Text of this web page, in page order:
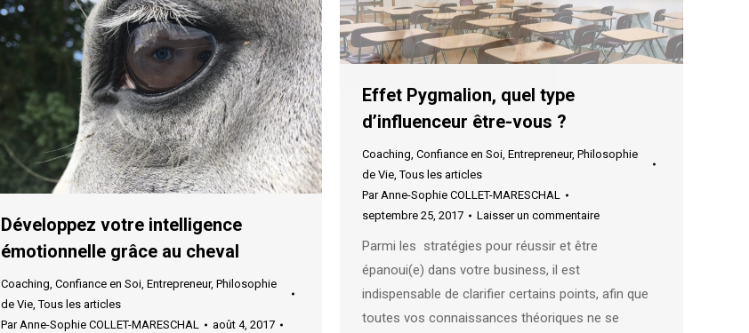
Effet Pygmalion, quel type
d’influenceur être-vous ?
Coaching, Confiance en Soi, Entrepreneur, Philosophie
de Vie,Tous les articles
ParAnne-Sophie COLLET-MARESCHAL
septembre 25, 2017
Laisser un commentaire
Parmi les stratégies pour réussir et être
épanoui(e) dans votre business, il est
indispensable de clarifier certains points, afin que
toutes vos connaissances théoriques ne se
Développez votre intelligence
émotionnelle grâce au cheval
Coaching, Confiance en Soi, Entrepreneur, Philosophie
de Vie,Tous les articles
ParAnne-Sophie COLLET-MARESCHAL
août 4, 2017